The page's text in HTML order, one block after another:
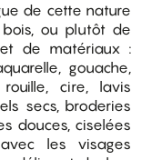
de cette nature
ou plutôt de
de matériaux :
gouache,
cire, lavis
secs, broderies
douces, ciselées
les visages